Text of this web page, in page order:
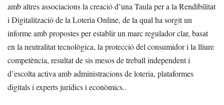
amb altres associacions la creació d’una Taula per a la Rendibilitat
i Digitalització de la Loteria Online, de la qual ha sorgit un
informe amb propostes per establir un marc regulador clar, basat
en la neutralitat tecnològica, la protecció del consumidor i la lliure
competència, resultat de sis mesos de treball independent i
d’escolta activa amb administracions de loteria, plataformes
digitals i experts jurídics i econòmics..